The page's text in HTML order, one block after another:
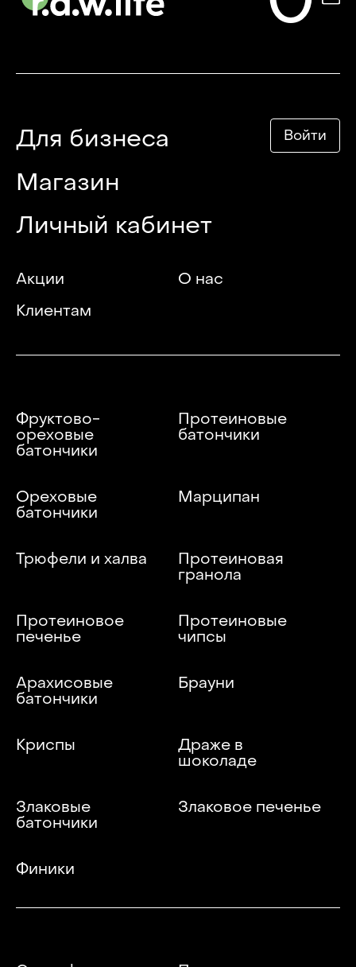
Личный кабинет
Магазин
Для бизнеса Войти
Акции
О нас
Клиентам
Фруктово-
ореховые
батончики
Протеиновые
батончики
Ореховые
батончики
Марципан
Трюфели и халва
Протеиновая
гранола
Протеиновое
печенье
Протеиновые
чипсы
Арахисовые
батончики
Брауни
Криспы
Драже в
шоколаде
Злаковые
батончики
Злаковое печенье
Финики